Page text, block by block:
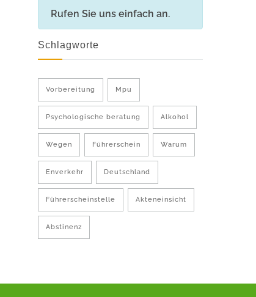
Rufen Sie uns einfach an.
Schlagworte
Vorbereitung Mpu
Psychologische beratung Alkohol
Wegen Führerschein Warum
Enverkehr Deutschland
Führerscheinstelle Akteneinsicht
Abstinenz